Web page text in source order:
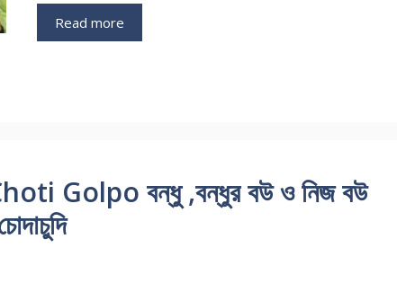
Read more
Golpo বন্ধু ,বন্ধুর বউ ও নিজ বউ